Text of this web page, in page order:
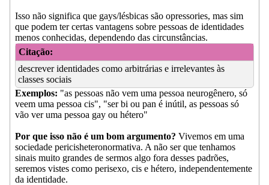
Isso não significa que gays/lésbicas são opressories, mas sim
que podem ter certas vantagens sobre pessoas de identidades
menos conhecidas, dependendo das circunstâncias.
Citação:
descrever identidades como arbitrárias e irrelevantes às
classes sociais
Exemplos: "as pessoas não vem uma pessoa neurogênero, só
veem uma pessoa cis", "ser bi ou pan é inútil, as pessoas só
vão ver uma pessoa gay ou hétero"
Por que isso não é um bom argumento? Vivemos em uma
sociedade pericisheteronormativa. A não ser que tenhamos
sinais muito grandes de sermos algo fora desses padrões,
seremos vistes como perisexo, cis e hétero, independentemente
da identidade.